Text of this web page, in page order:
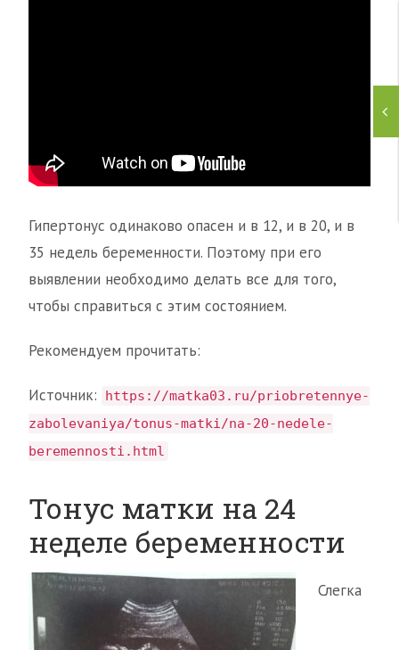
Гипертонус одинаково опасен и в 12, и в 20, и в
35 недель беременности. Поэтому при его
выявлении необходимо делать все для того,
чтобы справиться с этим состоянием.
Рекомендуем прочитать:
Источник:
https://matka03.ru/priobretennye-
zabolevaniya/tonus-matki/na-20-nedele-
beremennosti.html
Тонус матки на 24
неделе беременности
Слегка